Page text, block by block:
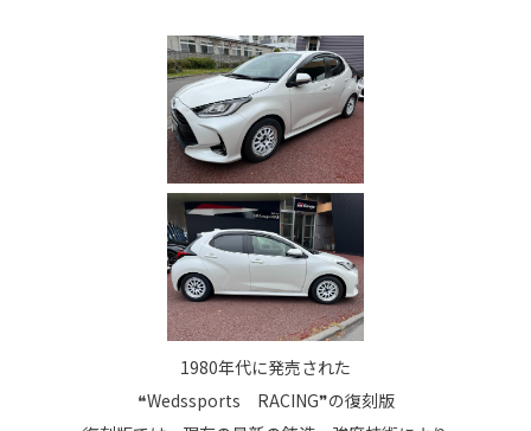
1980年代に発売された
❝Wedssports RACING❞の復刻版